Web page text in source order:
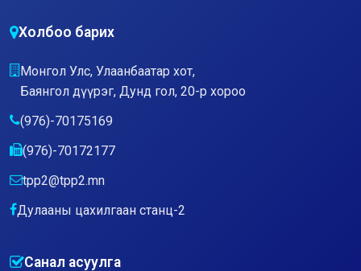
Холбоо барих
Монгол Улс, Улаанбаатар хот,
Баянгол дүүрэг, Дунд гол, 20-р хороо
(976)-70175169
(976)-70172177
tpp2@tpp2.mn
Дулааны цахилгаан станц-2
Санал асуулга